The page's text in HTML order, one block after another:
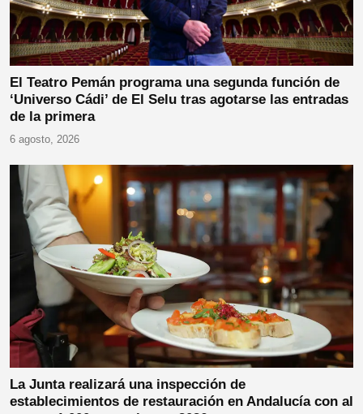
El Teatro Pemán programa una segunda función de
‘Universo Cádi’ de El Selu tras agotarse las entradas
de la primera
6 agosto, 2026
La Junta realizará una inspección de
establecimientos de restauración en Andalucía con al